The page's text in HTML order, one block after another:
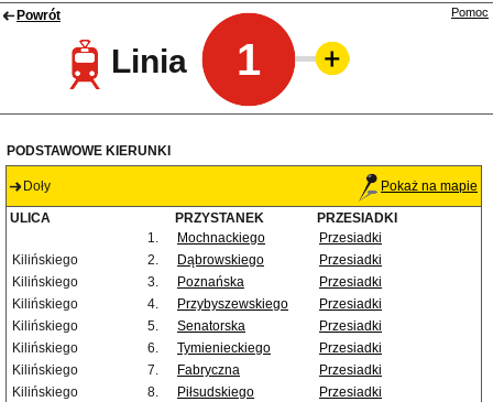
Powrót
Linia 1
Pomoc
PODSTAWOWE KIERUNKI
Doły Pokaż na mapie
ULICA PRZYSTANEK
PRZESIADKI
1.
Mochnackiego
Przesiadki
Kilińskiego
2. Dąbrowskiego
Przesiadki
Kilińskiego
3. Poznańska
Przesiadki
Kilińskiego
4. Przybyszewskiego
Przesiadki
Kilińskiego
5. Senatorska
Przesiadki
Kilińskiego
6. Tymienieckiego
Przesiadki
Kilińskiego
7. Fabryczna
Przesiadki
Kilińskiego
8. Piłsudskiego
Przesiadki